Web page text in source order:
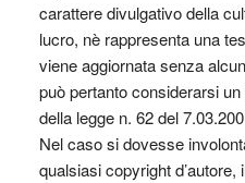
carattere divulgativo della
lucro, nè rappresenta una
viene aggiornata senza
può pertanto considerarsi
della legge n. 62 del
Nel caso si dovesse
qualsiasi copyright